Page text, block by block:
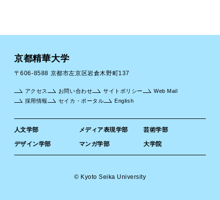
京都精華大学
〒606-8588 京都市左京区岩倉木野町137
人文学部 メディア表現学部 芸術学部
デザイン学部 マンガ学部 大学院
アクセス お問い合わせ サイトポリシー
Web Mail
採用情報
セイカ・ポータル English
© Kyoto Seika University